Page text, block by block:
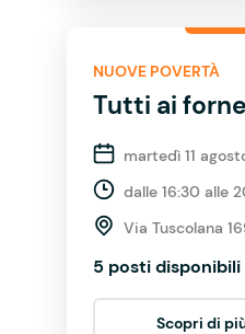
NUOVE POVERTÀ
Tutti ai
martedì 11
dalle 16:30 alle
Via Tuscolana
5 posti disponibili
Scopri di